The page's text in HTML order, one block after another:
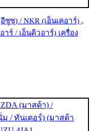
ซูซุ) / NKR (เอ็นเคอาร์) ,
าร์ / เอ็นคิวอาร์) เครื่อง